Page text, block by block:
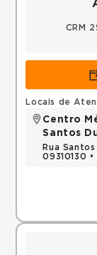
CRM
Locais de
Centro
Santos
Rua
09310130 •